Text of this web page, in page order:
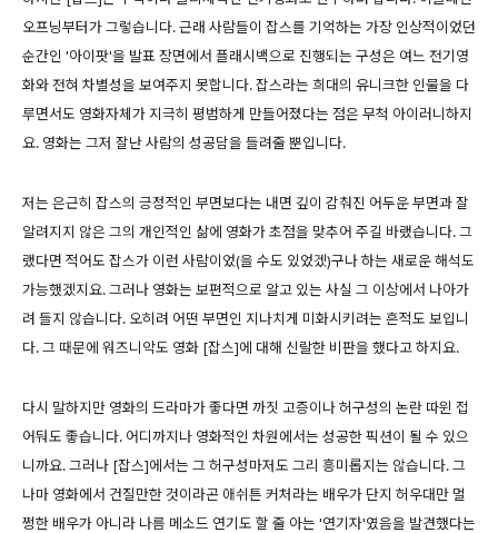
오프닝부터가 그렇습니다. 근래 사람들이 잡스를 기억하는 가장 인상적이었던
순간인 '아이팟'을 발표 장면에서 플래시백으로 진행되는 구성은 여느 전기영
화와 전혀 차별성을 보여주지 못합니다. 잡스라는 희대의 유니크한 인물을 다
루면서도 영화자체가 지극히 평범하게 만들어졌다는 점은 무척 아이러니하지
요. 영화는 그저 잘난 사람의 성공담을 들려줄 뿐입니다.
저는 은근히 잡스의 긍정적인 부면보다는 내면 깊이 감춰진 어두운 부면과 잘
알려지지 않은 그의 개인적인 삶에 영화가 초점을 맞추어 주길 바랬습니다. 그
랬다면 적어도 잡스가 이런 사람이었(을 수도 있었겠)구나 하는 새로운 해석도
가능했겠지요. 그러나 영화는 보편적으로 알고 있는 사실 그 이상에서 나아가
려 들지 않습니다. 오히려 어떤 부면인 지나치게 미화시키려는 흔적도 보입니
다. 그 때문에 워즈니악도 영화 [잡스]에 대해 신랄한 비판을 했다고 하지요.
다시 말하지만 영화의 드라마가 좋다면 까짓 고증이나 허구성의 논란 따윈 접
어둬도 좋습니다. 어디까지나 영화적인 차원에서는 성공한 픽션이 될 수 있으
니까요. 그러나 [잡스]에서는 그 허구성마저도 그리 흥미롭지는 않습니다. 그
나마 영화에서 건질만한 것이라곤 애쉬튼 커처라는 배우가 단지 허우대만 멀
쩡한 배우가 아니라 나름 메소드 연기도 할 줄 아는 '연기자'였음을 발견했다는